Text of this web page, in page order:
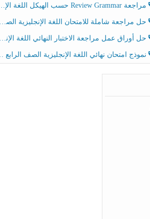
مراجعة Review Grammar حسب الهيكل اللغة الإنجليزية الصف الخامس الفصل الثالث
حل مراجعة شاملة للامتحان اللغة الإنجليزية الصف الخامس الفصل الثالث
حل أوراق عمل مراجعة الاختبار النهائي اللغة الإنجليزية الصف الرابع الفصل الثالث
نموذج امتحان نهائي اللغة الإنجليزية الصف الرابع الفصل الثالث